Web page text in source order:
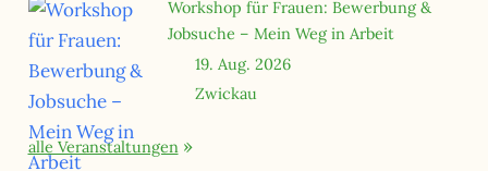
Workshop für Frauen: Bewerbung &
Jobsuche – Mein Weg in Arbeit
19. Aug. 2026
Zwickau
alle Veranstaltungen